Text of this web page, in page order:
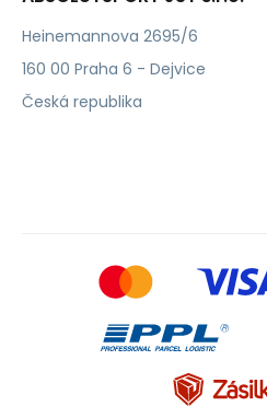
Heinemannova 2695/6
160 00 Praha 6 - Dejvice
Česká republika